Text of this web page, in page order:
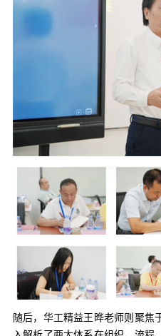
随后，华工精益王晔老师则聚焦